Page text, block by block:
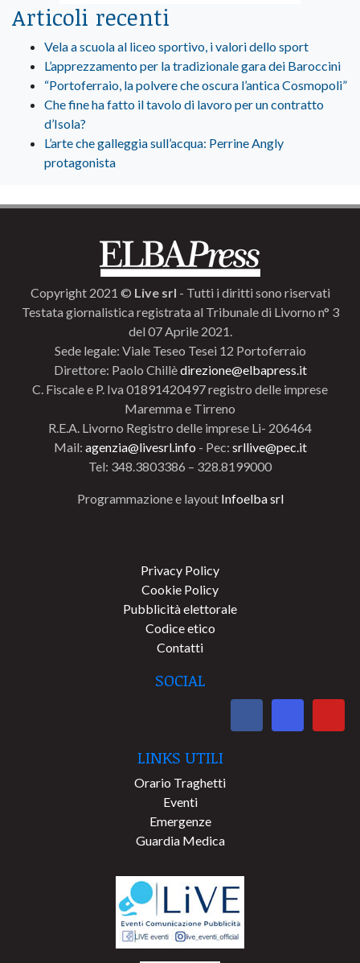
Articoli recenti
Vela a scuola al liceo sportivo, i valori dello sport
L’apprezzamento per la tradizionale gara dei Baroccini
“Portoferraio, la polvere che oscura l’antica Cosmopoli”
Che fine ha fatto il tavolo di lavoro per un contratto
d’Isola?
L’arte che galleggia sull’acqua: Perrine Angly
protagonista
Copyright 2021 © Live srl - Tutti i diritti sono riservati
Testata giornalistica registrata al Tribunale di Livorno n° 3
del 07 Aprile 2021.
Sede legale: Viale Teseo Tesei 12 Portoferraio
Direttore: Paolo Chillèdirezione@elbapress.it
C. Fiscale e P. Iva 01891420497 registro delle imprese
Maremma e Tirreno
R.E.A. Livorno Registro delle imprese Li- 206464
Mail: agenzia@livesrl.info - Pec: srllive@pec.it
Tel: 348.3803386 – 328.8199000
Programmazione e layout Infoelba srl
Privacy Policy
Cookie Policy
Pubblicità elettorale
Codice etico
Contatti
SOCIAL
LINKS UTILI
Orario Traghetti
Eventi
Emergenze
Guardia Medica